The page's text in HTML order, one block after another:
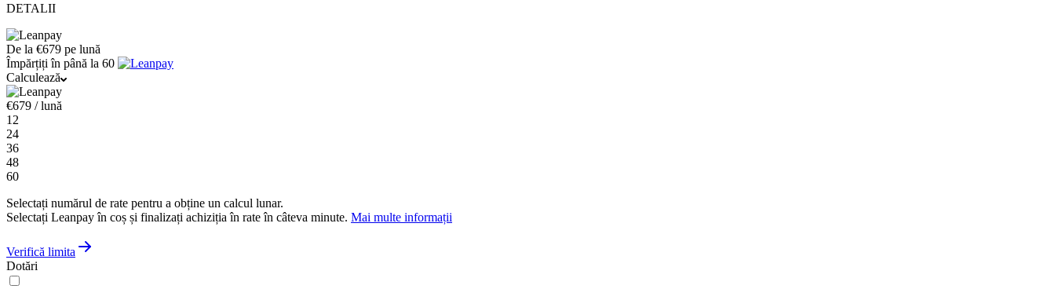
DETALII
De la €679 pe lună
Împărțiți în până la 60
Calculează
€679 / lună
12
24
36
48
60
Selectați numărul de rate pentru a obține un calcul lunar.
Selectați Leanpay în coș și finalizați achiziția în rate în câteva minute. Mai multe informații
Verifică limita
Dotări